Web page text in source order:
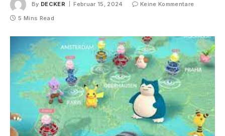
By DECKER Februar 15, 2024
Keine Kommentare
5 Mins Read